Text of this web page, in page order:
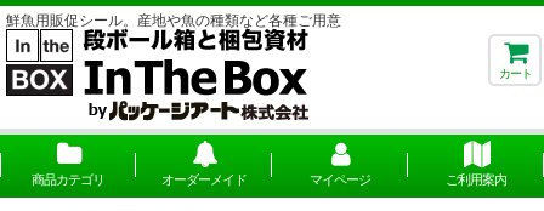
鮮魚用販促シール。産地や魚の種類など各種ご用意
カート
商品カテゴリ オーダーメイド マイページ ご利用案内